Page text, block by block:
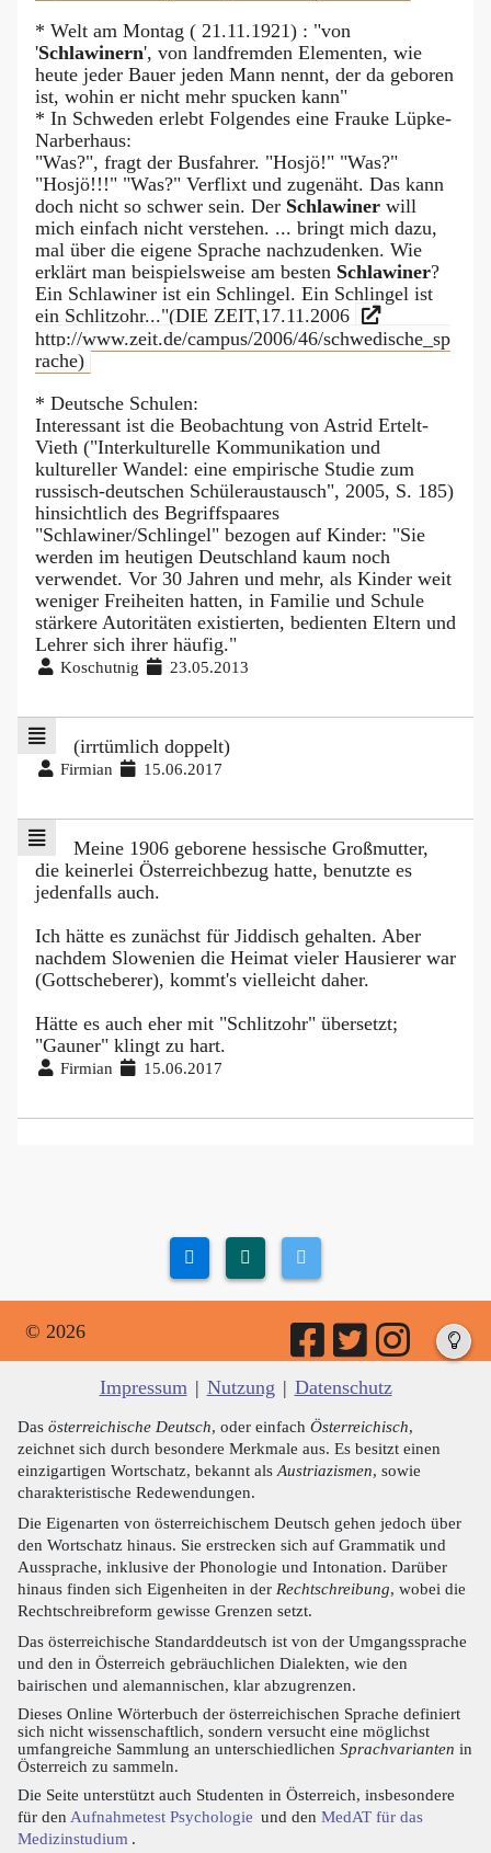
* Welt am Montag ( 21.11.1921) : "von
'Schlawinern', von landfremden Elementen, wie
heute jeder Bauer jeden Mann nennt, der da geboren
ist, wohin er nicht mehr spucken kann"
* In Schweden erlebt Folgendes eine Frauke Lüpke-
Narberhaus:
"Was?", fragt der Busfahrer. "Hosjö!" "Was?"
"Hosjö!!!" "Was?" Verflixt und zugenäht. Das kann
doch nicht so schwer sein. Der Schlawiner will
mich einfach nicht verstehen. ... bringt mich dazu,
mal über die eigene Sprache nachzudenken. Wie
erklärt man beispielsweise am besten Schlawiner?
Ein Schlawiner ist ein Schlingel. Ein Schlingel ist
ein Schlitzohr..."(DIE ZEIT,17.11.2006
http://www.zeit.de/campus/2006/46/schwedische_sp
rache)
* Deutsche Schulen:
Interessant ist die Beobachtung von Astrid Ertelt-
Vieth ("Interkulturelle Kommunikation und
kultureller Wandel: eine empirische Studie zum
russisch-deutschen Schüleraustausch", 2005, S. 185)
hinsichtlich des Begriffspaares
"Schlawiner/Schlingel" bezogen auf Kinder: "Sie
werden im heutigen Deutschland kaum noch
verwendet. Vor 30 Jahren und mehr, als Kinder weit
weniger Freiheiten hatten, in Familie und Schule
stärkere Autoritäten existierten, bedienten Eltern und
Lehrer sich ihrer häufig."
Koschutnig 23.05.2013
(irrtümlich doppelt)
Firmian 15.06.2017
Meine 1906 geborene hessische Großmutter,
die keinerlei Österreichbezug hatte, benutzte es
jedenfalls auch.
Ich hätte es zunächst für Jiddisch gehalten. Aber
nachdem Slowenien die Heimat vieler Hausierer war
(Gottscheberer), kommt's vielleicht daher.
Hätte es auch eher mit "Schlitzohr" übersetzt;
"Gauner" klingt zu hart.
Firmian 15.06.2017
© 2026
Impressum | Nutzung | Datenschutz
Das österreichische Deutsch, oder einfach Österreichisch,
zeichnet sich durch besondere Merkmale aus. Es besitzt einen
einzigartigen Wortschatz, bekannt als Austriazismen, sowie
charakteristische Redewendungen.
Die Eigenarten von österreichischem Deutsch gehen jedoch über
den Wortschatz hinaus. Sie erstrecken sich auf Grammatik und
Aussprache, inklusive der Phonologie und Intonation. Darüber
hinaus finden sich Eigenheiten in der Rechtschreibung, wobei die
Rechtschreibreform gewisse Grenzen setzt.
Das österreichische Standarddeutsch ist von der Umgangssprache
und den in Österreich gebräuchlichen Dialekten, wie den
bairischen und alemannischen, klar abzugrenzen.
Dieses Online Wörterbuch der österreichischen Sprache definiert
sich nicht wissenschaftlich, sondern versucht eine möglichst
umfangreiche Sammlung an unterschiedlichen Sprachvarianten in
Österreich zu sammeln.
Die Seite unterstützt auch Studenten in Österreich, insbesondere
für den Aufnahmetest Psychologie und den MedAT für das
Medizinstudium .